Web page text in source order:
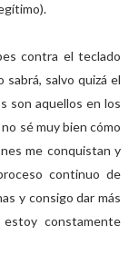
contra el teclado
salvo quizá el
son aquellos en los
sé muy bien cómo
me conquistan y
continuo de
y consigo dar más
constamente